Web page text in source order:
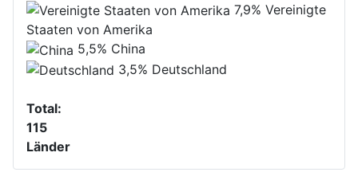
7,9% Vereinigte
Staaten von Amerika
5,5% China
3,5% Deutschland
Total:
115
Länder